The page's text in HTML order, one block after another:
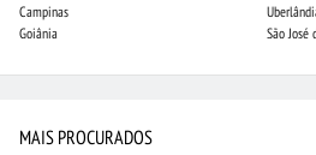
Campinas
Goiânia
São José
MAIS PROCURADOS